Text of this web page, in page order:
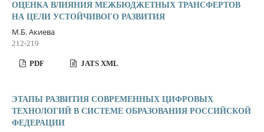
ОЦЕНКА ВЛИЯНИЯ МЕЖБЮДЖЕТНЫХ ТРАНСФЕРТОВ
НА ЦЕЛИ УСТОЙЧИВОГО РАЗВИТИЯ
М.Б. Акиева
212-219
PDF JATS XML
ЭТАПЫ РАЗВИТИЯ СОВРЕМЕННЫХ ЦИФРОВЫХ
ТЕХНОЛОГИЙ В СИСТЕМЕ ОБРАЗОВАНИЯ РОССИЙСКОЙ
ФЕДЕРАЦИИ